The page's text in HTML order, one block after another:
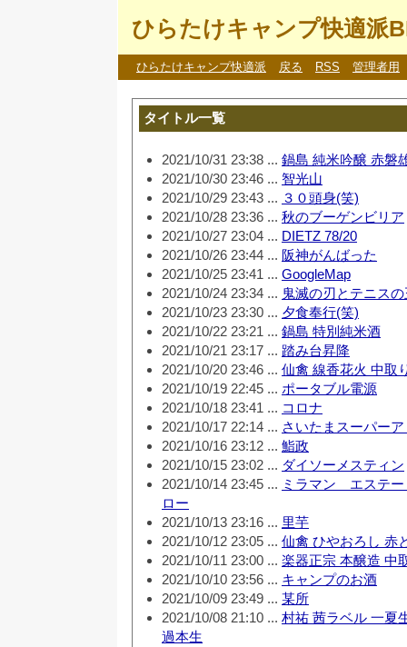
ひらたけキャンプ快適派
ひらたけキャンプ快適派 戻る RSS 管理者用
タイトル一覧
2021/10/31 23:38 ... 鍋島 純米吟醸 赤磐
2021/10/30 23:46 ... 智光山
2021/10/29 23:43 ... ３０頭身(笑)
2021/10/28 23:36 ... 秋のブーゲンビリア
2021/10/27 23:04 ... DIETZ 78/20
2021/10/26 23:44 ... 阪神がんばった
2021/10/25 23:41 ... GoogleMap
2021/10/24 23:34 ... 鬼滅の刃とテニス
2021/10/23 23:30 ... 夕食奉行(笑)
2021/10/22 23:21 ... 鍋島 特別純米酒
2021/10/21 23:17 ... 踏み台昇降
2021/10/20 23:46 ... 仙禽 線香花火 中取
2021/10/19 22:45 ... ポータブル電源
2021/10/18 23:41 ... コロナ
2021/10/17 22:14 ... さいたまスーパー
2021/10/16 23:12 ... 鮨政
2021/10/15 23:02 ... ダイソーメスティン
2021/10/14 23:45 ... ミラマン エステ
ロー
2021/10/13 23:16 ... 里芋
2021/10/12 23:05 ... 仙禽 ひやおろし 赤
2021/10/11 23:00 ... 楽器正宗 本醸造 中
2021/10/10 23:56 ... キャンプのお酒
2021/10/09 23:49 ... 某所
2021/10/08 21:10 ... 村祐 茜ラベル 一夏
過本生